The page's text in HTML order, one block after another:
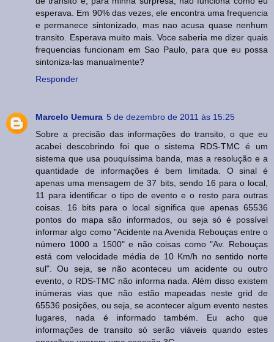
esperava. Em 90% das vezes, ele encontra uma frequencia
e permanece sintonizado, mas nao acusa quase nenhum
transito. Esperava muito mais. Voce saberia me dizer quais
frequencias funcionam em Sao Paulo, para que eu possa
sintoniza-las manualmente?
Responder
Marcelo Uemura 5 de dezembro de 2011 às 15:25
Sobre a precisão das informações do transito, o que eu
acabei descobrindo foi que o sistema RDS-TMC é um
sistema que usa pouquíssima banda, mas a resolução e a
quantidade de informações é bem limitada. O sinal é
apenas uma mensagem de 37 bits, sendo 16 para o local,
11 para identificar o tipo de evento e o resto para outras
coisas. 16 bits para o local significa que apenas 65536
pontos do mapa são informados, ou seja só é possível
informar algo como "Acidente na Avenida Rebouças entre o
número 1000 a 1500" e não coisas como "Av. Rebouças
está com velocidade média de 10 Km/h no sentido norte
sul". Ou seja, se não aconteceu um acidente ou outro
evento, o RDS-TMC não informa nada. Além disso existem
inúmeras vias que não estão mapeadas neste grid de
65536 posições, ou seja, se acontecer algum evento nestes
lugares, nada é informado também. Eu acho que
informações de transito só serão viáveis quando estes